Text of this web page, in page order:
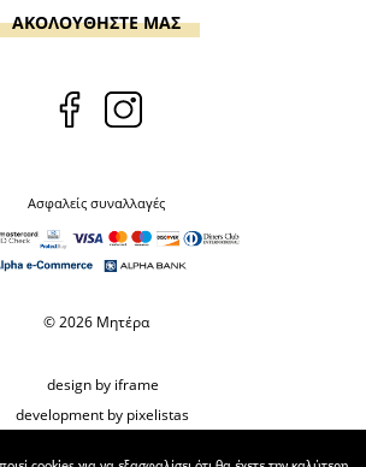
ΑΚΟΛΟΥΘΗΣΤΕ ΜΑΣ
Ασφαλείς συναλλαγές
© 2026 Μητέρα
design by iframe
development by pixelistas